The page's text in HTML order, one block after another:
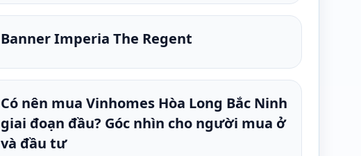
Banner Imperia The Regent
Có nên mua Vinhomes Hòa Long Bắc Ninh
giai đoạn đầu? Góc nhìn cho người mua ở
và đầu tư